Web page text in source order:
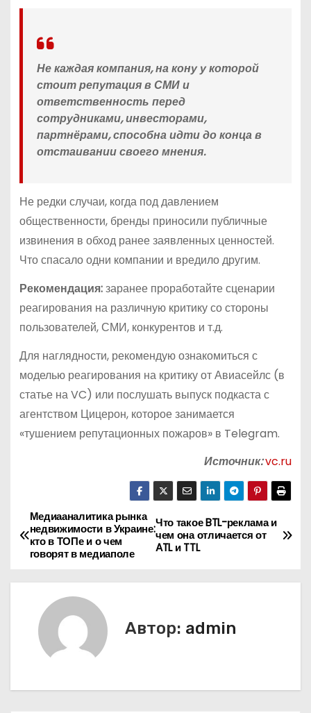
Не каждая компания, на кону у которой
стоит репутация в СМИ и
ответственность перед
сотрудниками, инвесторами,
партнёрами, способна идти до конца в
отстаивании своего мнения.
Не редки случаи, когда под давлением
общественности, бренды приносили публичные
извинения в обход ранее заявленных ценностей.
Что спасало одни компании и вредило другим.
Рекомендация:заранее проработайте сценарии
реагирования на различную критику со стороны
пользователей, СМИ, конкурентов и т.д.
Для наглядности, рекомендую ознакомиться с
моделью реагирования на критику от Авиасейлс (в
статье на VC) или послушать выпуск подкаста с
агентством Цицерон, которое занимается
«тушением репутационных пожаров» в Telegram.
Источник:vc.ru
Н
а
в
ц
Что такое BTL-реклама и
чем она отличается от
ATL и TTL
Медиааналитика рынка
недвижимости в Украине:
кто в ТОПе и о чем
говорят в медиаполе
Автор: admin